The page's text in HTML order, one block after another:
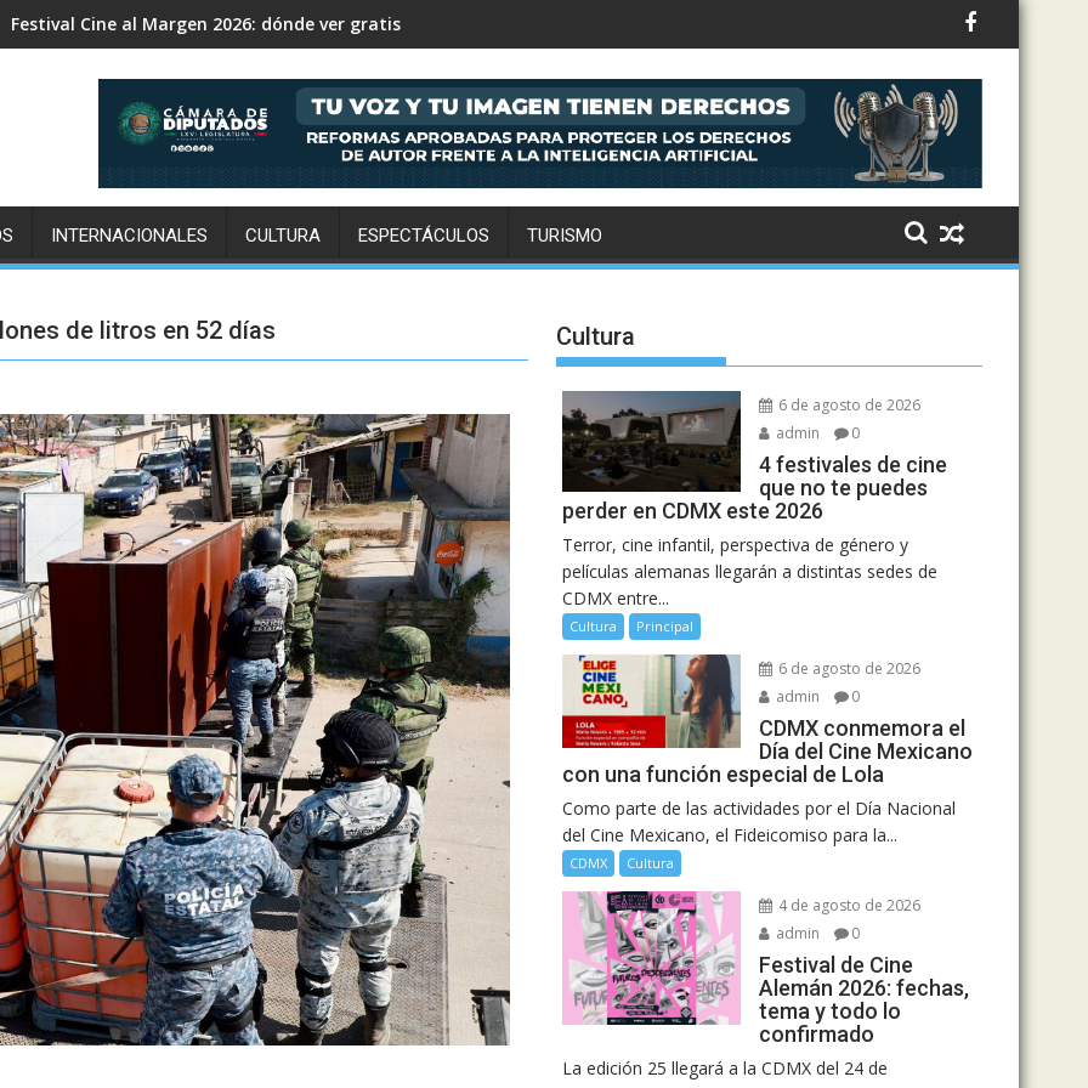
Expo Pan 2026 llega a CDMX: fechas, chefs invitados, concursos y cómo asistir al gran evento de la panadería
INTERNACIONALES CULTURA ESPECTÁCULOS TURISMO
de litros en 52 días Cultura
6 de agosto de 2026
admin
0
4 festivales de cine
que no te puedes
perder en CDMX este 2026
Terror, cine infantil, perspectiva de género y
películas alemanas llegarán a distintas sedes de
CDMX entre...
Cultura Principal
6 de agosto de 2026
admin
0
CDMX conmemora el
Día del Cine Mexicano
con una función especial de Lola
Como parte de las actividades por el Día Nacional
del Cine Mexicano, el Fideicomiso para la...
CDMX Cultura
4 de agosto de 2026
admin
0
Festival de Cine
Alemán 2026: fechas,
tema y todo lo
confirmado
La edición 25 llegará a la CDMX del 24 de